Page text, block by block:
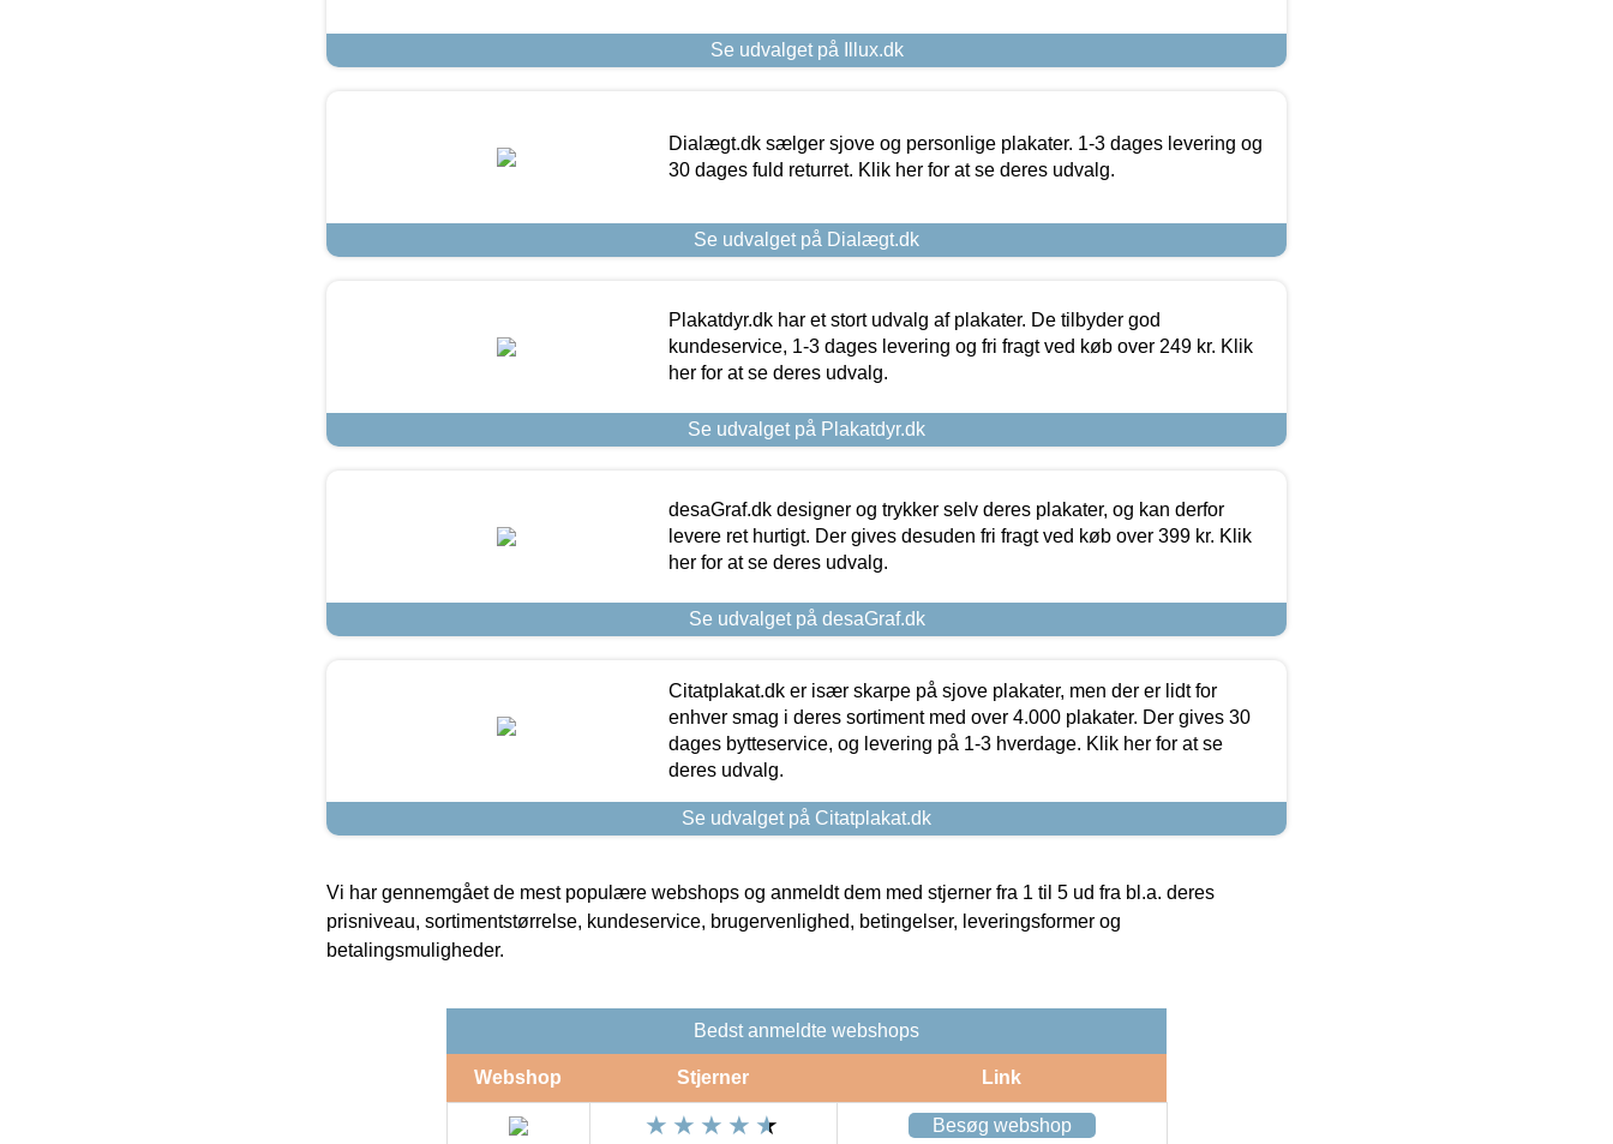
Se udvalget på Illux.dk
Dialægt.dk sælger sjove og personlige plakater. 1-3 dages levering og
30 dages fuld returret. Klik her for at se deres udvalg.
Se udvalget på Dialægt.dk
Plakatdyr.dk har et stort udvalg af plakater. De tilbyder god
kundeservice, 1-3 dages levering og fri fragt ved køb over 249 kr. Klik
her for at se deres udvalg.
Se udvalget på Plakatdyr.dk
desaGraf.dk designer og trykker selv deres plakater, og kan derfor
levere ret hurtigt. Der gives desuden fri fragt ved køb over 399 kr. Klik
her for at se deres udvalg.
Se udvalget på desaGraf.dk
Citatplakat.dk er især skarpe på sjove plakater, men der er lidt for
enhver smag i deres sortiment med over 4.000 plakater. Der gives 30
dages bytteservice, og levering på 1-3 hverdage. Klik her for at se
deres udvalg.
Se udvalget på Citatplakat.dk
Vi har gennemgået de mest populære webshops og anmeldt dem med stjerner fra 1 til 5 ud fra bl.a. deres
prisniveau, sortimentstørrelse, kundeservice, brugervenlighed, betingelser, leveringsformer og
betalingsmuligheder.
Bedst anmeldte webshops
Webshop Stjerner Link
Besøg webshop